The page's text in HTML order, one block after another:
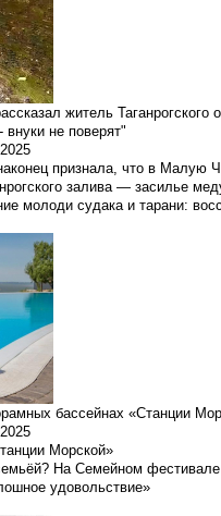
житель Таганрогского
не поверят"
признала, что в Малую
залива — засилье
молоди судака и тарани:
бассейнах «Станции
Морской»
На Семейном фестивале
удовольствие»